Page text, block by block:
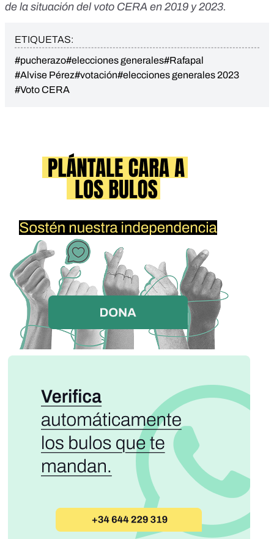
de la situación del voto CERA en 2019 y 2023.
ETIQUETAS:
#pucherazo#elecciones generales#Rafapal
#Alvise Pérez#votación#elecciones generales 2023
#Voto CERA